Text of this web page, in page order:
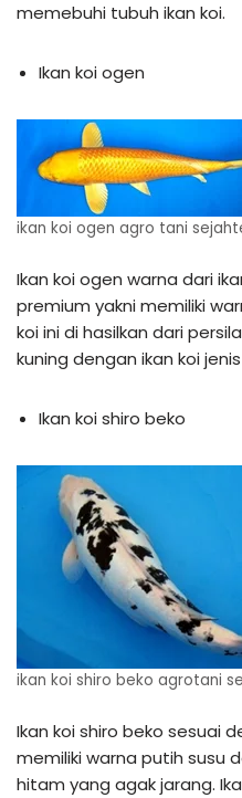
memebuhi tubuh ikan koi.
Ikan koi ogen
ikan koi ogen agro tani
Ikan koi ogen warna dari
premium yakni memiliki
koi ini di hasilkan dari
kuning dengan ikan koi
Ikan koi shiro beko
ikan koi shiro beko agrotani
Ikan koi shiro beko sesuai
memiliki warna putih susu
hitam yang agak jarang.